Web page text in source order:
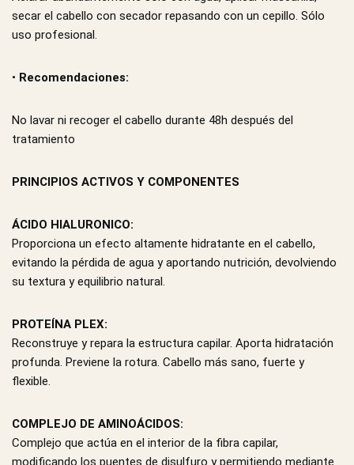
secar el cabello con secador repasando con un cepillo. Sólo
uso profesional.
• Recomendaciones:
No lavar ni recoger el cabello durante 48h después del
tratamiento
PRINCIPIOS ACTIVOS Y COMPONENTES
ÁCIDO HIALURONICO:
Proporciona un efecto altamente hidratante en el cabello,
evitando la pérdida de agua y aportando nutrición, devolviendo
su textura y equilibrio natural.
PROTEÍNA PLEX:
Reconstruye y repara la estructura capilar. Aporta hidratación
profunda. Previene la rotura. Cabello más sano, fuerte y
flexible.
COMPLEJO DE AMINOÁCIDOS:
Complejo que actúa en el interior de la fibra capilar,
modificando los puentes de disulfuro y permitiendo mediante